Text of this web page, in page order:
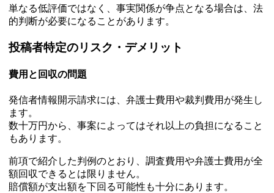
単なる低評価ではなく、事実関係が争点となる場合は、法
的判断が必要になることがあります。
投稿者特定のリスク・デメリット
費用と回収の問題
発信者情報開示請求には、弁護士費用や裁判費用が発生し
ます。
数十万円から、事案によってはそれ以上の負担になること
もあります。
前項で紹介した判例のとおり、調査費用や弁護士費用が全
額回収できるとは限りません。
賠償額が支出額を下回る可能性も十分にあります。